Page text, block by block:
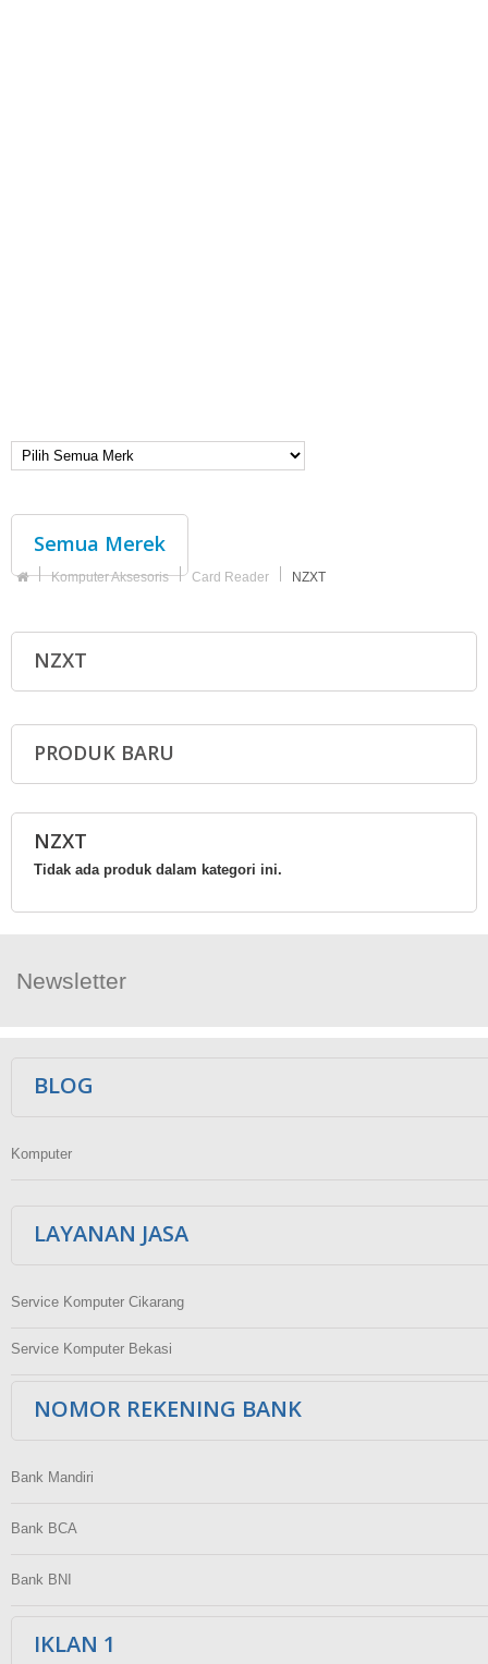
Semua Merek
Komputer Aksesoris Card Reader NZXT
NZXT
PRODUK BARU
NZXT
Tidak ada produk dalam kategori ini.
Newsletter
BLOG
Komputer
LAYANAN JASA
Service Komputer Cikarang
Service Komputer Bekasi
NOMOR REKENING BANK
Bank Mandiri
Bank BCA
Bank BNI
IKLAN 1